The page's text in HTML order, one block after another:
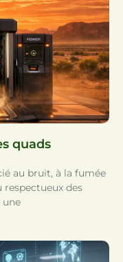
quads
au bruit, à la fumée
respectueux des
une